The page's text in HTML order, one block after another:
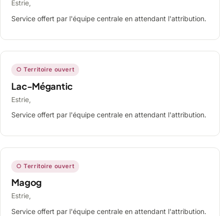
Estrie,
Service offert par l'équipe centrale en attendant l'attribution.
○ Territoire ouvert
Lac-Mégantic
Estrie,
Service offert par l'équipe centrale en attendant l'attribution.
○ Territoire ouvert
Magog
Estrie,
Service offert par l'équipe centrale en attendant l'attribution.